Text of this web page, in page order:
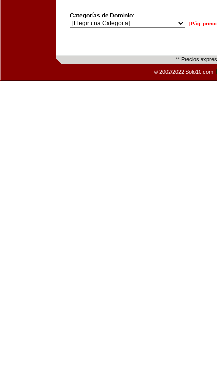
Categorías de Dominio:
[Pág.
** Precios
© 2002/2022 Solo10.com